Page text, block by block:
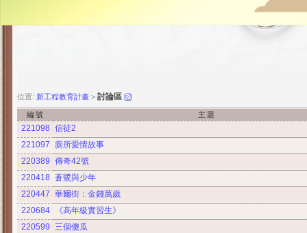
位置: 新工程教育計畫 > 討論區
編號 主題
221098 信徒2
221097
廁所愛情故事
220389 傳奇42號
220418 蒼鷺與少年
220447 華爾街：金錢萬歲
220684
《高年級實習生》
220599 三個傻瓜